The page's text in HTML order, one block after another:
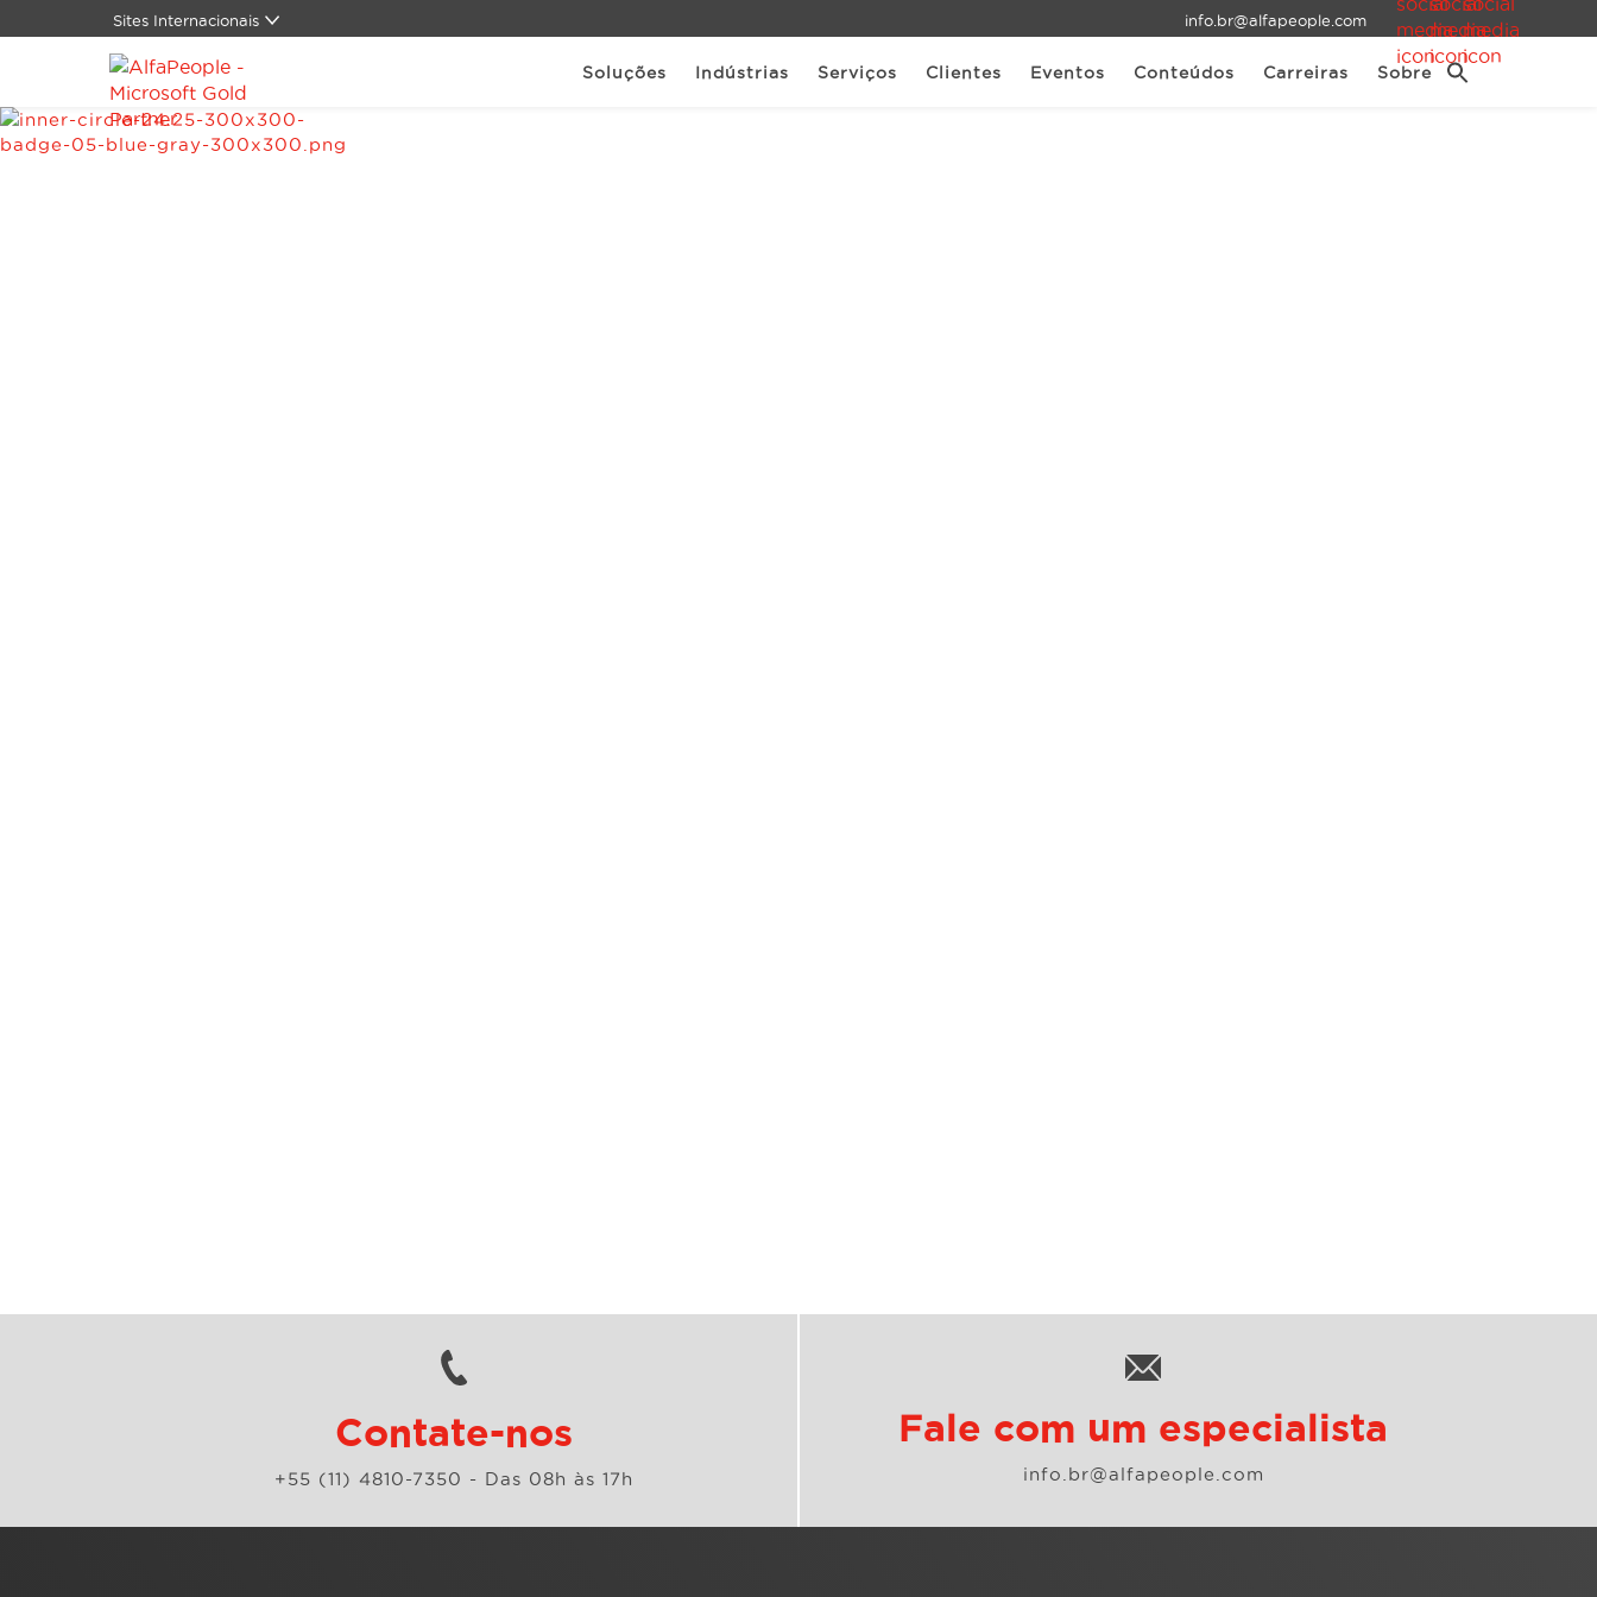
Sites Internacionais
Global
Alemanha
Canadá
China
info.br@alfapeople.com
Soluções Indústrias Serviços Clientes Eventos Conteúdos Carreiras Sobre
Contate-nos
+55 (11) 4810-7350 - Das 08h às 17h
Fale com um especialista
info.br@alfapeople.com